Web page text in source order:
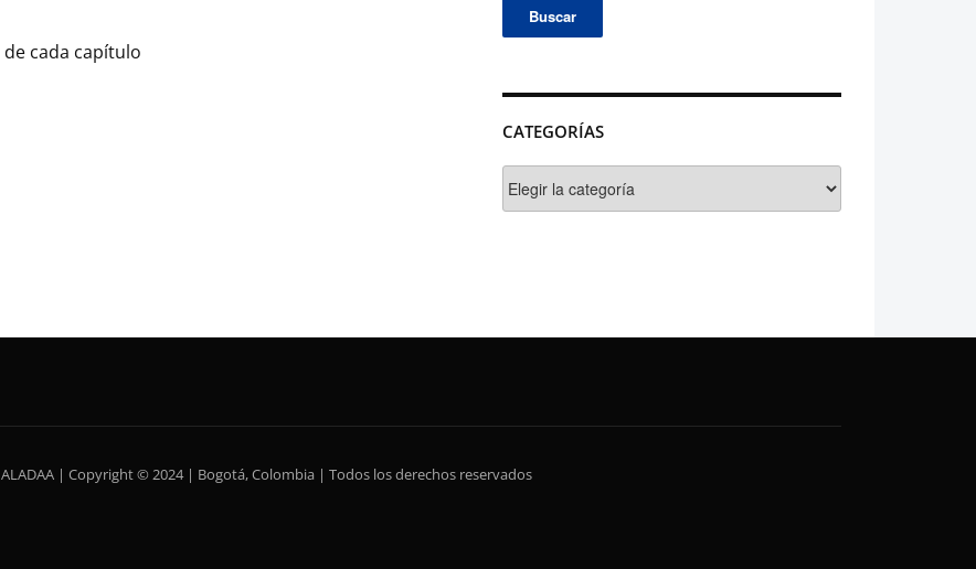
cada capítulo
CATEGORÍAS
| Copyright © 2024 | Bogotá, Colombia | Todos los derechos reservados